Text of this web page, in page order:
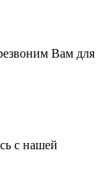
Вам для
с нашей